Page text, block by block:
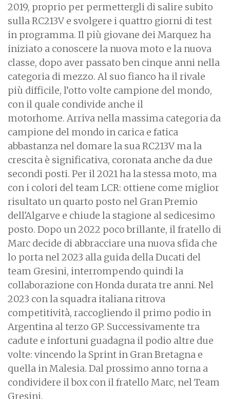
2019, proprio per permettergli di salire subito
sulla RC213V e svolgere i quattro giorni di test
in programma. Il più giovane dei Marquez ha
iniziato a conoscere la nuova moto e la nuova
classe, dopo aver passato ben cinque anni nella
categoria di mezzo. Al suo fianco ha il rivale
più difficile, l’otto volte campione del mondo,
con il quale condivide anche il
motorhome. Arriva nella massima categoria da
campione del mondo in carica e fatica
abbastanza nel domare la sua RC213V ma la
crescita è significativa, coronata anche da due
secondi posti. Per il 2021 ha la stessa moto, ma
con i colori del team LCR: ottiene come miglior
risultato un quarto posto nel Gran Premio
dell'Algarve e chiude la stagione al sedicesimo
posto. Dopo un 2022 poco brillante, il fratello di
Marc decide di abbracciare una nuova sfida che
lo porta nel 2023 alla guida della Ducati del
team Gresini, interrompendo quindi la
collaborazione con Honda durata tre anni. Nel
2023 con la squadra italiana ritrova
competitività, raccogliendo il primo podio in
Argentina al terzo GP. Successivamente tra
cadute e infortuni guadagna il podio altre due
volte: vincendo la Sprint in Gran Bretagna e
quella in Malesia. Dal prossimo anno torna a
condividere il box con il fratello Marc, nel Team
Gresini.